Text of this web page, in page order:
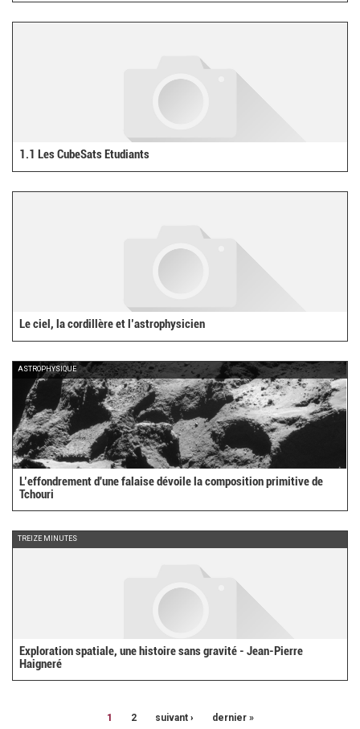
1.1 Les CubeSats Etudiants
Le ciel, la cordillère et l’astrophysicien
ASTROPHYSIQUE
L’effondrement d'une falaise dévoile la composition primitive de
Tchouri
TREIZE MINUTES
Exploration spatiale, une histoire sans gravité - Jean-Pierre
Haigneré
1 2 suivant › dernier »